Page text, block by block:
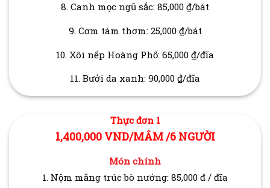
8. Canh mọc ngũ sắc: 85,000 ₫/bát
9. Cơm tám thơm: 25,000 ₫/bát
10. Xôi nếp Hoàng Phố: 65,000 ₫/đĩa
11. Bưởi da xanh: 90,000 ₫/đĩa
Thực đơn 1
1,400,000 VND/MÂM /6 NGƯỜI
Món chính
1. Nộm măng trúc bò nướng: 85,000 đ / đĩa